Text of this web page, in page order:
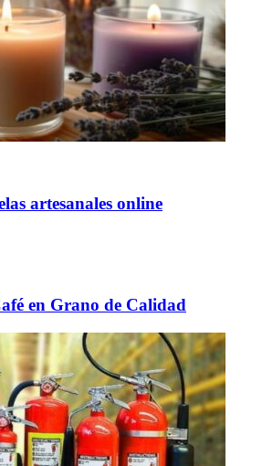
artesanales online
en Grano de Calidad